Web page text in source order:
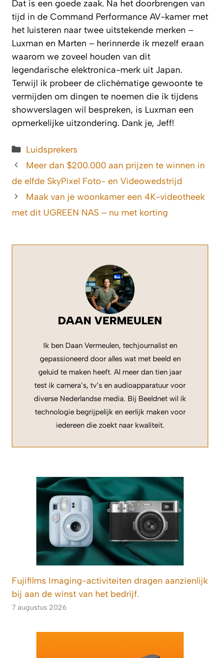
Dat is een goede zaak. Na het doorbrengen van
tijd in de Command Performance AV-kamer met
het luisteren naar twee uitstekende merken –
Luxman en Marten – herinnerde ik mezelf eraan
waarom we zoveel houden van dit
legendarische elektronica-merk uit Japan.
Terwijl ik probeer de clichématige gewoonte te
vermijden om dingen te noemen die ik tijdens
showverslagen wil bespreken, is Luxman een
opmerkelijke uitzondering. Dank je, Jeff!
Categorieën
Luidsprekers
Meer dan $200.000 aan prijzen te winnen in
de elfde SkyPixel Foto- en Videowedstrijd
Maak van je woonkamer een 4K-videotheek
met dit UGREEN NAS – nu met korting
DAAN VERMEULEN
Ik ben Daan Vermeulen, techjournalist en
gepassioneerd door alles wat met beeld en
geluid te maken heeft. Al meer dan tien jaar
test ik camera’s, tv’s en audioapparatuur voor
diverse Nederlandse media. Bij Beeldnet wil ik
technologie begrijpelijk en eerlijk maken voor
iedereen die zoekt naar kwaliteit.
Fujifilms Imaging-activiteiten dragen aanzienlijk
bij aan de winst van het bedrijf.
7 augustus 2026